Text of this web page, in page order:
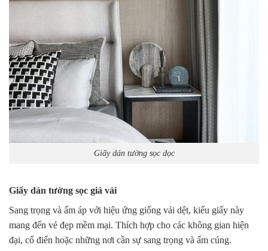
Giấy dán tường sọc dọc
Giấy dán tường sọc giả vải
Sang trọng và ấm áp với hiệu ứng giống vải dệt, kiểu giấy này
mang đến vẻ đẹp mềm mại. Thích hợp cho các không gian hiện
đại, cổ điển hoặc những nơi cần sự sang trọng và ấm cúng.